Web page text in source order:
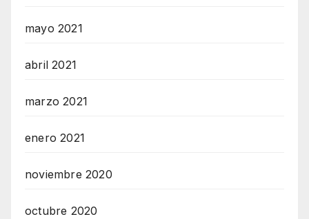
mayo 2021
abril 2021
marzo 2021
enero 2021
noviembre 2020
octubre 2020